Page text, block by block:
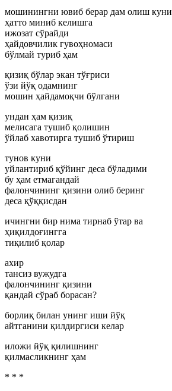
мошинингни ювиб берар дам олиш куни
ҳатто миниб келишга
ижозат сўрайди
ҳайдовчилик гувоҳномаси
бўлмай туриб ҳам
қизиқ бўлар экан тўғриси
ўзи йўқ одамнинг
мошин ҳайдамоқчи бўлгани
ундан ҳам қизиқ
мелисага тушиб қолишин
ўйлаб хавотирга тушиб ўтириш
тунов куни
уйлантириб қўйинг деса бўладими
бу ҳам етмагандай
фалончининг қизини олиб беринг
деса қўққисдан
ичингни бир нима тирнаб ўтар ва
ҳиқилдоғингга
тиқилиб қолар
ахир
тансиз вужудга
фалончининг қизини
қандай сўраб борасан?
борлиқ билан унинг иши йўқ
айтганини қилдиргиси келар
иложи йўқ қилишнинг
қилмасликнинг ҳам
* * *